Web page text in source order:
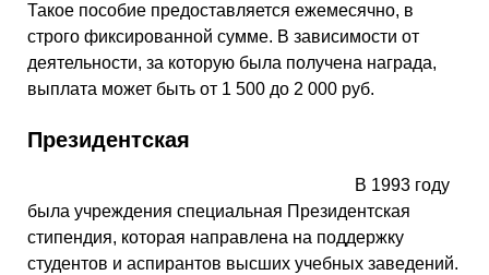
Такое пособие предоставляется ежемесячно, в
строго фиксированной сумме. В зависимости от
деятельности, за которую была получена награда,
выплата может быть от 1 500 до 2 000 руб.
Президентская
В 1993 году
была учреждения специальная Президентская
стипендия, которая направлена на поддержку
студентов и аспирантов высших учебных заведений.